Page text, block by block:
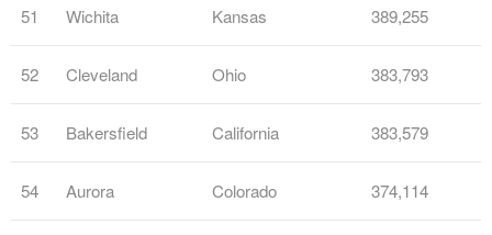
51 Wichita Kansas 389,255
52 Cleveland Ohio 383,793
53 Bakersfield California 383,579
54 Aurora Colorado 374,114